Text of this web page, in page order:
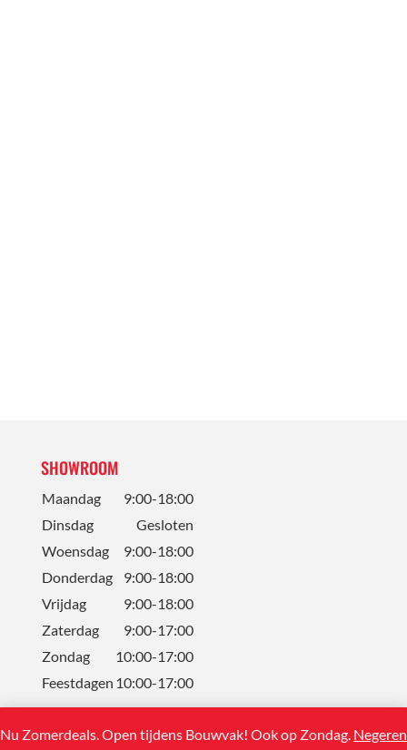
Nu Zomerdeals. Open tijdens Bouwvak! Ook op Zondag. Negeren
SHOWROOM
Maandag
9:00-18:00
Dinsdag
Gesloten
Woensdag
9:00-18:00
Donderdag
9:00-18:00
Vrijdag
9:00-18:00
Zaterdag
9:00-17:00
Zondag
10:00-17:00
Feestdagen 10:00-17:00
CONTACT